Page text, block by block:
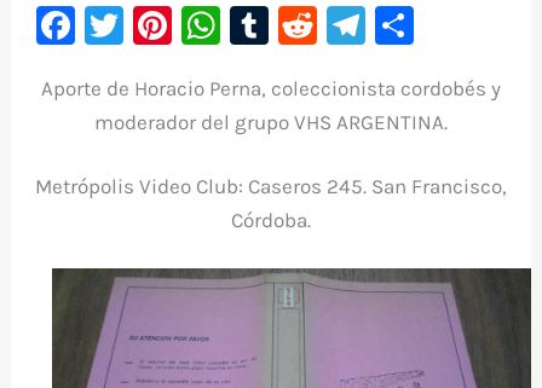
F
c
b
o
T
it
te
r
Pi
er
e
st
W
at
s
A
p
p
T
m
bl
r
R
d
di
t
Te
gr
a
m
m
p
ar
r
Aporte de Horacio Perna, coleccionista cordobés y
moderador del grupo VHS ARGENTINA.
Metrópolis Video Club: Caseros 245. San Francisco,
Córdoba.